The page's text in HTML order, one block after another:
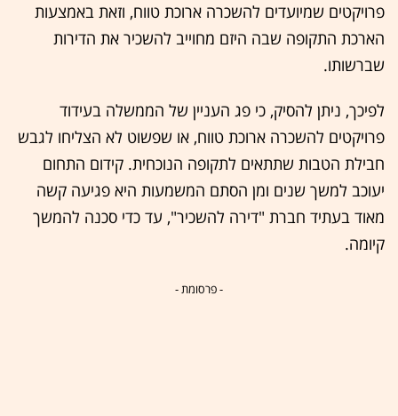
פרויקטים שמיועדים להשכרה ארוכת טווח, וזאת באמצעות
הארכת התקופה שבה היזם מחוייב להשכיר את הדירות
שברשותו.
לפיכך, ניתן להסיק, כי פג העניין של הממשלה בעידוד
פרויקטים להשכרה ארוכת טווח, או שפשוט לא הצליחו לגבש
חבילת הטבות שתתאים לתקופה הנוכחית. קידום התחום
יעוכב למשך שנים ומן הסתם המשמעות היא פגיעה קשה
מאוד בעתיד חברת "דירה להשכיר", עד כדי סכנה להמשך
קיומה.
- פרסומת -